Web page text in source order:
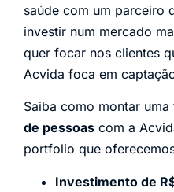
saúde com um parceiro
investir num mercado
quer focar nos clientes
Acvida foca em
Saiba como montar uma
de pessoas com a
portfolio que
Investimento de